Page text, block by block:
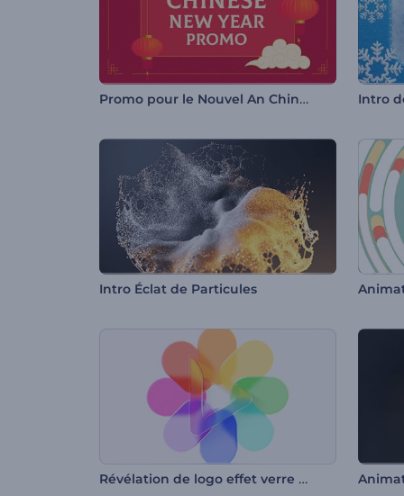
Promo pour le Nouvel An Chinois Intro
Intro Éclat de Particules
Révélation de logo effet verre liquide